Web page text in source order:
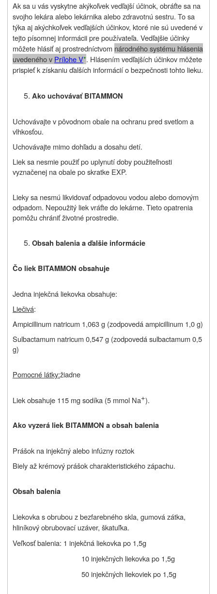
Ak sa u vás vyskytne akýkoľvek vedľajší účinok, obráťte sa na
svojho lekára alebo lekárnika alebo zdravotnú sestru. To sa
týka aj akýchkoľvek vedľajších účinkov, ktoré nie sú uvedené v
tejto písomnej informácii pre používateľa. Vedľajšie účinky
môžete hlásiť ajprostredníctvom národného systému hlásenia
uvedeného v Prílohe V*. Hlásením vedľajších účinkov môžete
prispieť k získaniu ďalších informácií o bezpečnosti tohto lieku.
Ako uchovávať BITAMMON
Uchovávajte v pôvodnom obale na ochranu pred svetlom a
vlhkosťou.
Uchovávajte mimo dohľadu a dosahu detí.
Liek sa nesmie použiť po uplynutí doby použiteľnosti
vyznačenej na obale po skratke EXP.
Lieky sa nesmú likvidovať odpadovou vodou alebo domovým
odpadom. Nepoužitý liek vráťte do lekárne. Tieto opatrenia
pomôžu chrániť životné prostredie.
Obsah balenia a ďalšie informácie
Čo liek BITAMMON obsahuje
Jedna injekčná liekovka obsahuje:
Liečivá:
Ampicillinum natricum 1,063 g (zodpovedá ampicillinum 1,0 g)
Sulbactamum natricum 0,547 g (zodpovedá sulbactamum 0,5
g)
Pomocné látky:žiadne
Liek obsahuje 115 mg sodíka (5 mmol Na+).
Ako vyzerá liek BITAMMON a obsah balenia
Prášok na injekčný alebo infúzny roztok
Biely až krémový prášok charakteristického zápachu.
Obsah balenia
Liekovka s obrubou z bezfarebného skla, gumová zátka,
hliníkový obrubovací uzáver, škatuľka.
Veľkosť balenia: 1 injekčná liekovka po 1,5g
10 injekčných liekovka po 1,5g
50 injekčných liekoviek po 1,5g